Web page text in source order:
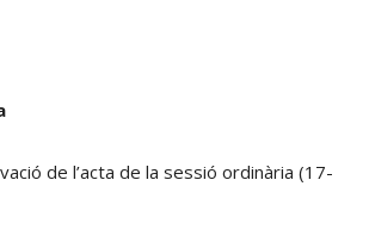
de l’acta de la sessió ordinària (17-